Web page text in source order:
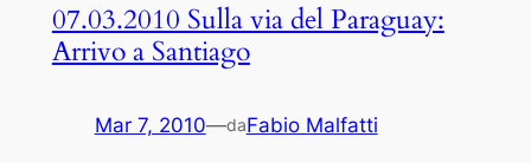
07.03.2010 Sulla via del Paraguay:
Arrivo a Santiago
Mar 7, 2010—daFabio Malfatti